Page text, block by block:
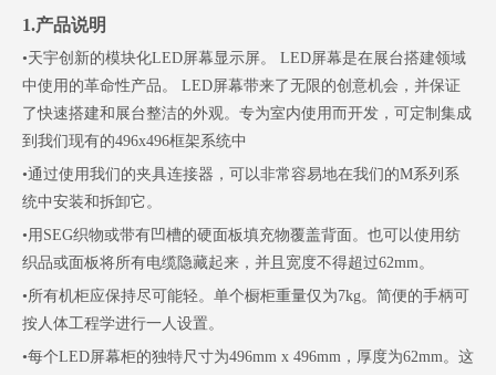
1.产品说明
•天宇创新的模块化LED屏幕显示屏。 LED屏幕是在展台搭建领域
中使用的革命性产品。 LED屏幕带来了无限的创意机会，并保证
了快速搭建和展台整洁的外观。专为室内使用而开发，可定制集成
到我们现有的496x496框架系统中
•通过使用我们的夹具连接器，可以非常容易地在我们的M系列系
统中安装和拆卸它。
•用SEG织物或带有凹槽的硬面板填充物覆盖背面。也可以使用纺
织品或面板将所有电缆隐藏起来，并且宽度不得超过62mm。
•所有机柜应保持尽可能轻。单个橱柜重量仅为7kg。简便的手柄可
按人体工程学进行一人设置。
•每个LED屏幕柜的独特尺寸为496mm x 496mm，厚度为62mm。这